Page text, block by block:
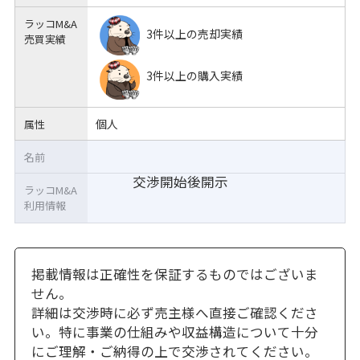
ラッコM&A
売買実績
3件以上の売却実績
3件以上の購入実績
属性 個人
交渉開始後開示
名前
ラッコM&A
利用情報
掲載情報は正確性を保証するものではございま
せん。
詳細は交渉時に必ず売主様へ直接ご確認くださ
い。特に事業の仕組みや収益構造について十分
にご理解・ご納得の上で交渉されてください。